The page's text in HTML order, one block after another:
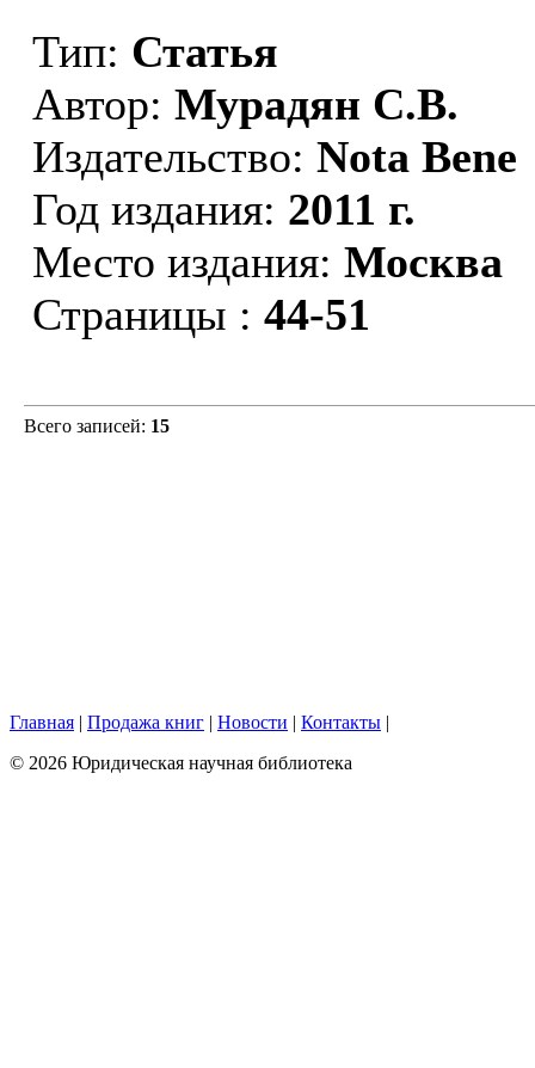
Тип: Статья
Автор: Мурадян С.В.
Издательство: Nota Bene
Год издания: 2011 г.
Место издания: Москва
Страницы : 44-51
Всего записей: 15
Главная | Продажа книг | Новости | Контакты |
© 2026 Юридическая научная библиотека